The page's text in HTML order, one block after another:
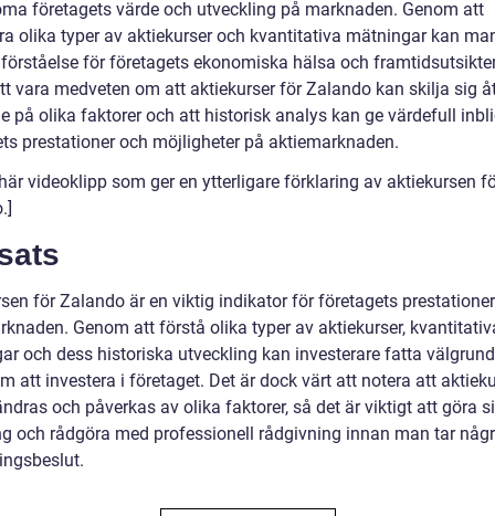
företagets värde och utveckling på marknaden. Genom att
olika typer av aktiekurser och kvantitativa mätningar kan
för företagets ekonomiska hälsa och
vara medveten om att aktiekurser för Zalando kan skilja sig
på olika faktorer och att historisk analys kan ge värdefull
prestationer och möjligheter på aktiemarknaden.
videoklipp som ger en ytterligare förklaring av aktiekursen
för Zalando är en viktig indikator för företagets
Genom att förstå olika typer av aktiekurser,
och dess historiska utveckling kan investerare fatta
att investera i företaget. Det är dock värt att notera att
och påverkas av olika faktorer, så det är viktigt att göra
och rådgöra med professionell rådgivning innan man tar